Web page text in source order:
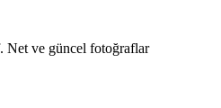
Net ve güncel fotoğraflar